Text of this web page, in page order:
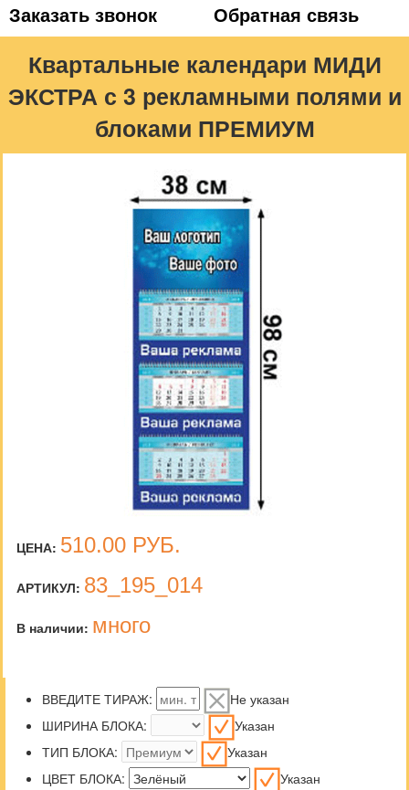
Заказать звонок
Обратная связь
Квартальные календари МИДИ
ЭКСТРА с 3 рекламными полями и
блоками ПРЕМИУМ
ЦЕНА: 510.00 РУБ.
АРТИКУЛ: 83_195_014
В наличии: много
ВВЕДИТЕ ТИРАЖ:
Не указан
ШИРИНА БЛОКА:
Указан
ТИП БЛОКА:
Указан
ЦВЕТ БЛОКА:
Указан